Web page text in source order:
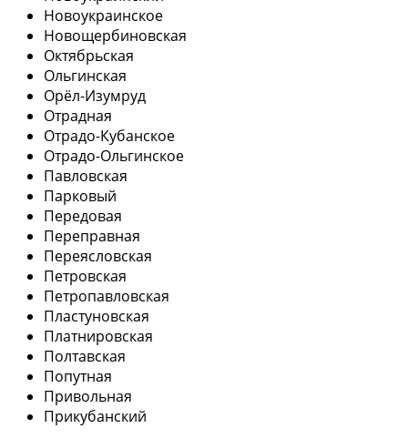
Новоукраинское
Новощербиновская
Октябрьская
Ольгинская
Орёл-Изумруд
Отрадная
Отрадо-Кубанское
Отрадо-Ольгинское
Павловская
Парковый
Передовая
Переправная
Переясловская
Петровская
Петропавловская
Пластуновская
Платнировская
Полтавская
Попутная
Привольная
Прикубанский